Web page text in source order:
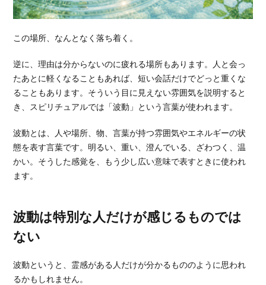
この場所、なんとなく落ち着く。
逆に、理由は分からないのに疲れる場所もあります。人と会っ
たあとに軽くなることもあれば、短い会話だけでどっと重くな
ることもあります。そういう目に見えない雰囲気を説明すると
き、スピリチュアルでは「波動」という言葉が使われます。
波動とは、人や場所、物、言葉が持つ雰囲気やエネルギーの状
態を表す言葉です。明るい、重い、澄んでいる、ざわつく、温
かい。そうした感覚を、もう少し広い意味で表すときに使われ
ます。
波動は特別な人だけが感じるものでは
ない
波動というと、霊感がある人だけが分かるもののように思われ
るかもしれません。